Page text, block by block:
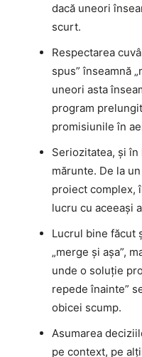
dacă uneori
scurt.
Respectarea
spus” înseamnă
uneori asta
program
promisiunile în
Seriozitatea, și
mărunte. De la
proiect complex,
lucru cu aceeași
Lucrul bine făcut
„merge și așa”,
unde o soluție
repede înainte”
obicei scump.
Asumarea
pe context, pe